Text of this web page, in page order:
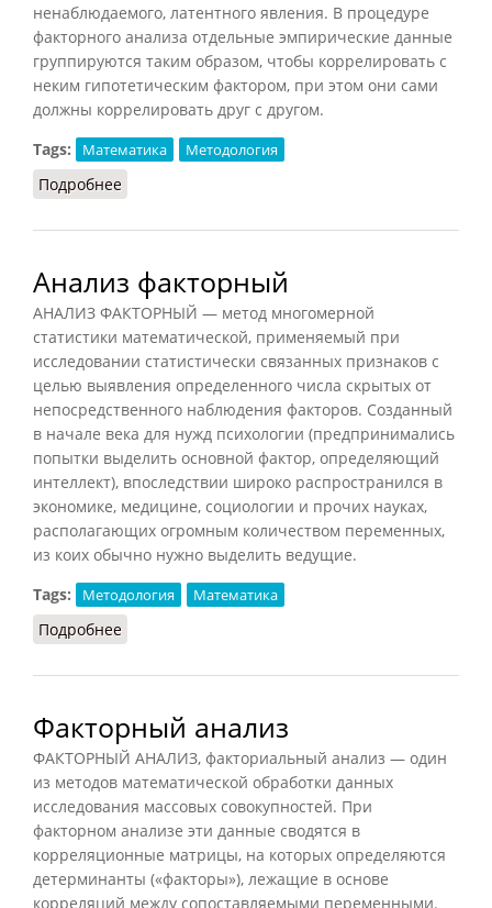
ненаблюдаемого, латентного явления. В процедуре
факторного анализа отдельные эмпирические данные
группируются таким образом, чтобы коррелировать с
неким гипотетическим фактором, при этом они сами
должны коррелировать друг с другом.
Tags:
Математика Методология
Подробнее
Анализ факторный
АНАЛИЗ ФАКТОРНЫЙ — метод многомерной
статистики математической, применяемый при
исследовании статистически связанных признаков с
целью выявления определенного числа скрытых от
непосредственного наблюдения факторов. Созданный
в начале века для нужд психологии (предпринимались
попытки выделить основной фактор, определяющий
интеллект), впоследствии широко распространился в
экономике, медицине, социологии и прочих науках,
располагающих огромным количеством переменных,
из коих обычно нужно выделить ведущие.
Tags:
Методология Математика
Подробнее
Факторный анализ
ФАКТОРНЫЙ АНАЛИЗ, факториальный анализ — один
из методов математической обработки данных
исследования массовых совокупностей. При
факторном анализе эти данные сводятся в
корреляционные матрицы, на которых определяются
детерминанты («факторы»), лежащие в основе
корреляций между сопоставляемыми переменными.